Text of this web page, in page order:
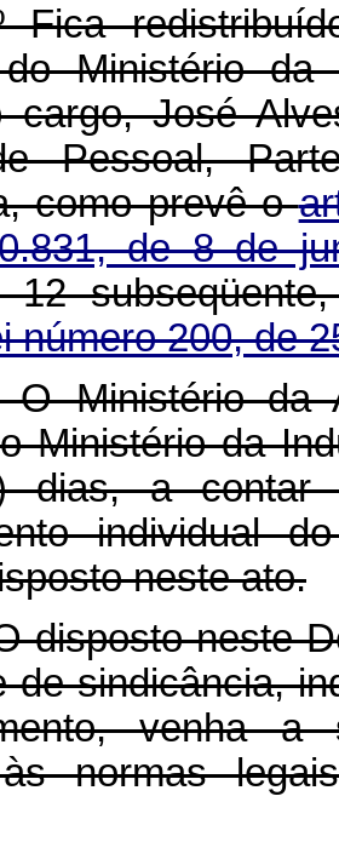
do Ministério
cargo, José
Pessoal,
como prevê o
de 8 de
12
número 200, de
Ministério da
Ministério da
dias, a contar
individual
neste ato.
disposto neste
de sindicância,
venha
normas